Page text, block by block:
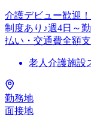
介護デビュー歓迎
制度あり♪週4日～
払い・交通費全額
老人介護施設
勤務地
面接地